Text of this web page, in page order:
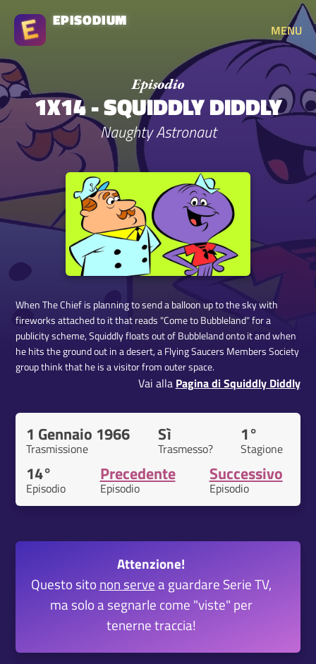
EPISODIUM
MENU
1X14 - SQUIDDLY DIDDLY
Naughty Astronaut
When The Chief is planning to send a balloon up to the sky with
fireworks attached to it that reads "Come to Bubbleland" for a
publicity scheme, Squiddly floats out of Bubbleland onto it and when
he hits the ground out in a desert, a Flying Saucers Members Society
group think that he is a visitor from outer space.
Vai alla Pagina di Squiddly Diddly
1 Gennaio 1966
Trasmissione
Sì
Trasmesso?
1°
Stagione
14°
Episodio
Precedente
Episodio
Successivo
Episodio
Attenzione!
Questo sito non servea guardare Serie TV,
ma solo a segnarle come "viste" per
tenerne traccia!